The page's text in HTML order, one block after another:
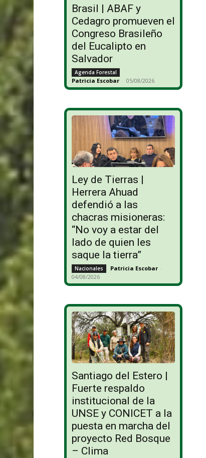
Brasil | ABAF y
Cedagro promueven el
Congreso Brasileño
del Eucalipto en
Salvador
Agenda Forestal
Patricia Escobar - 05/08/2026
Ley de Tierras |
Herrera Ahuad
defendió a las
chacras misioneras:
“No voy a estar del
lado de quien les
saque la tierra”
Nacionales Patricia Escobar -
04/08/2026
Santiago del Estero |
Fuerte respaldo
institucional de la
UNSE y CONICET a la
puesta en marcha del
proyecto Red Bosque
– Clima